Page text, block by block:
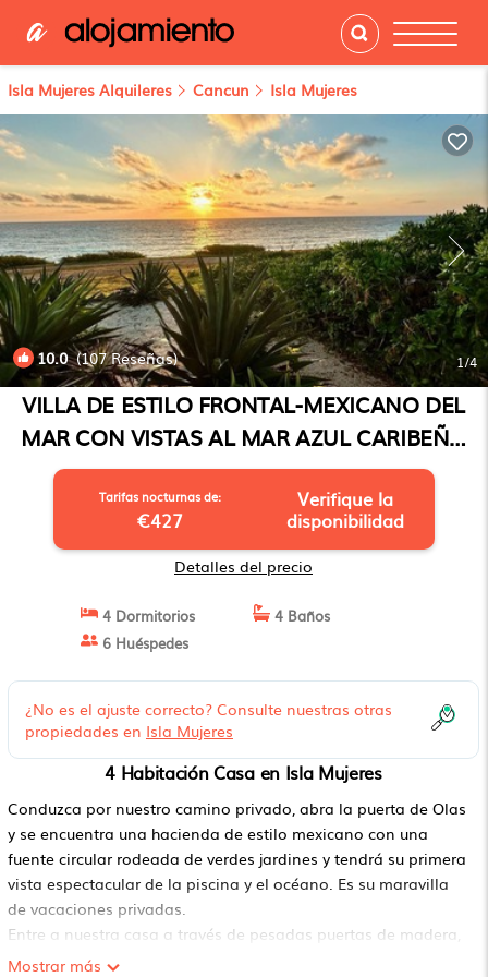
Isla Mujeres Alquileres Cancun Isla Mujeres
10.0(107 Reseñas) 1/4
VILLA DE ESTILO FRONTAL-MEXICANO DEL
MAR CON VISTAS AL MAR AZUL CARIBEÑO
CON PISCINA | Casa en Isla Mujeres
Tarifas nocturnas de:
€427
Verifique la
disponibilidad
Detalles del precio
4 Dormitorios
4 Baños
6 Huéspedes
¿No es el ajuste correcto? Consulte nuestras otras
propiedades en Isla Mujeres
4 Habitación Casa en Isla Mujeres
Conduzca por nuestro camino privado, abra la puerta de Olas
y se encuentra una hacienda de estilo mexicano con una
fuente circular rodeada de verdes jardines y tendrá su primera
vista espectacular de la piscina y el océano. Es su maravilla
de vacaciones privadas.
Entre a nuestra casa a través de pesadas puertas de madera,
y tiene un atrio de vidrio corredizo sin techo con plantas, una
Mostrar más